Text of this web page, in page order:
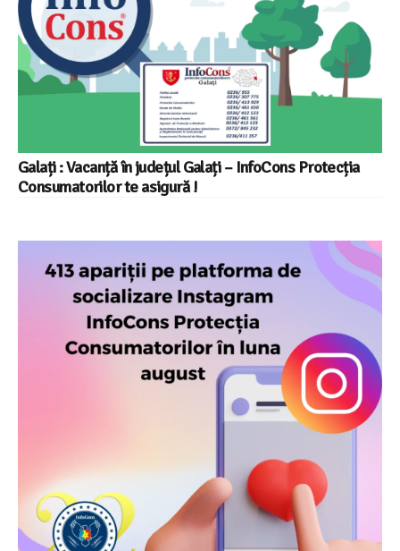
Galați : Vacanță în județul Galați – InfoCons Protecția
Consumatorilor te asigură !